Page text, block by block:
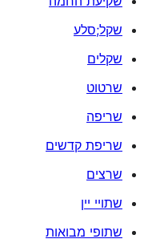
שקל;סלע
שקלים
שרטוט
שריפה
שריפת קדשים
שרצים
שתויי יין
שתופי מבואות